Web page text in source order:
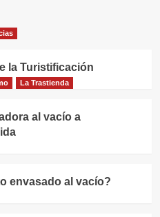
la Turistificación
La Trastienda
al vacío a
envasado al vacío?